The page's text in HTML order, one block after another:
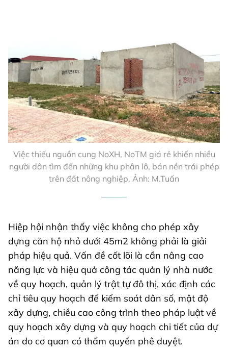
Việc thiếu nguồn cung NoXH, NoTM giá rẻ khiến nhiều
người dân tìm đến những khu phân lô, bán nền trái phép
trên đất nông nghiệp. Ảnh: M.Tuấn
Hiệp hội nhận thấy việc không cho phép xây
dựng căn hộ nhỏ dưới 45m2 không phải là giải
pháp hiệu quả. Vấn đề cốt lõi là cần nâng cao
năng lực và hiệu quả công tác quản lý nhà nước
về quy hoạch, quản lý trật tự đô thị, xác định các
chỉ tiêu quy hoạch để kiểm soát dân số, mật độ
xây dựng, chiều cao công trình theo pháp luật về
quy hoạch xây dựng và quy hoạch chi tiết của dự
án do cơ quan có thẩm quyền phê duyệt.